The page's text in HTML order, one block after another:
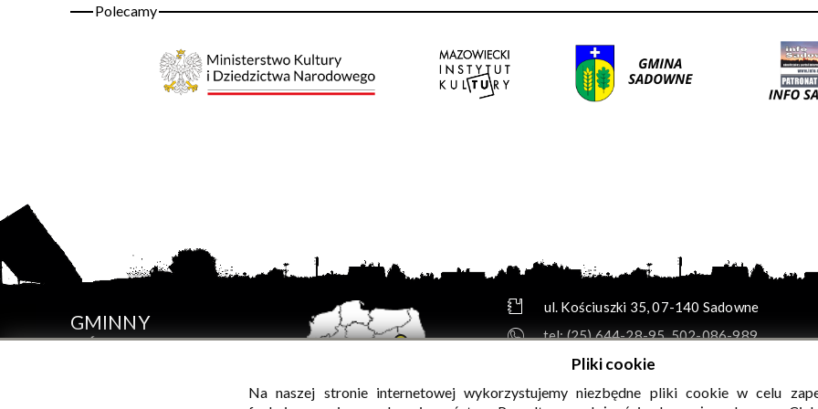
GMINNY
OŚRODEK
ul. Kościuszki 35, 07-140 Sadowne
tel:(25) 644-28-95,502-086-989
e-mail:biuro@gok.sadowne.pl
skrytka e-PUAP: /GOKsadowne/SkrytkaESP
adres do e-Doręczeń: AE:PL-49114-13356-HARBR-
Pliki cookie
Na naszej stronie internetowej wykorzystujemy niezbędne pliki cookie w celu